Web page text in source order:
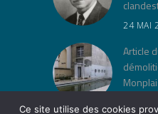
24 MAI
Article
Ce site utilise des cookies